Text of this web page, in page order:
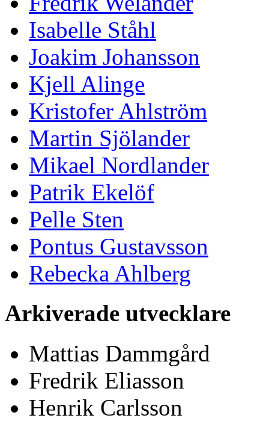
Isabelle Ståhl
Joakim Johansson
Kjell Alinge
Kristofer Ahlström
Martin Sjölander
Mikael Nordlander
Patrik Ekelöf
Pelle Sten
Pontus Gustavsson
Rebecka Ahlberg
Arkiverade utvecklare
Mattias Dammgård
Fredrik Eliasson
Henrik Carlsson